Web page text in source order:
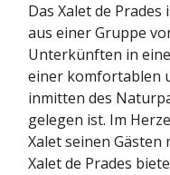
Das Xalet de
aus einer Gruppe
Unterkünften in
einer komfortablen
inmitten des
gelegen ist. Im
Xalet seinen
Xalet de Prades